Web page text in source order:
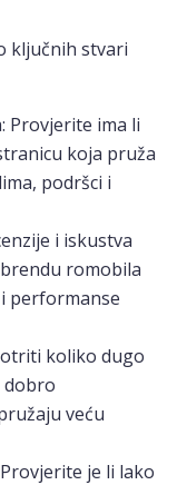
ključnih stvari
Provjerite ima li
koja pruža
podršci i
i iskustva
romobila
performanse
koliko dugo
dobro
veću
je li lako